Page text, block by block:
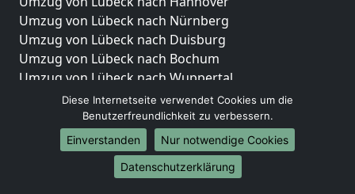
Umzug von Lübeck nach Nürnberg
Umzug von Lübeck nach Duisburg
Umzug von Lübeck nach Bochum
Umzug von Lübeck nach Wuppertal
Umzug von Lübeck nach Bielefeld
Umzug von Lübeck nach Bonn
Umzug von Lübeck nach Münster
Internationale-Umzüge
Diese Internetseite verwendet Cookies um die
Benutzerfreundlichkeit zu verbessern.
Einverstanden
Nur notwendige Cookies
Datenschutzerklärung